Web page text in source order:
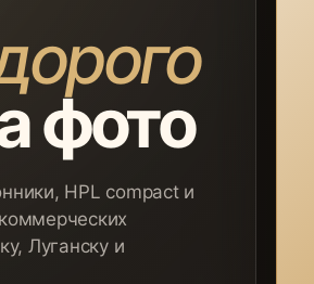
фото
HPL compact и
Луганску и